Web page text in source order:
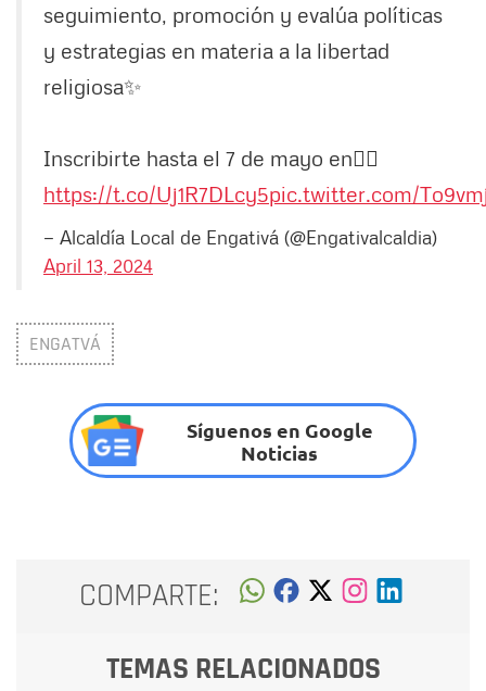
seguimiento, promoción y evalúa políticas
y estrategias en materia a la libertad
religiosa✨
Inscribirte hasta el 7 de mayo en👉🏼
https://t.co/Uj1R7DLcy5pic.twitter.com/
— Alcaldía Local de Engativá (@Engativalcaldia)
April 13, 2024
ENGATVÁ
Síguenos en Google
Noticias
COMPARTE:
TEMAS RELACIONADOS